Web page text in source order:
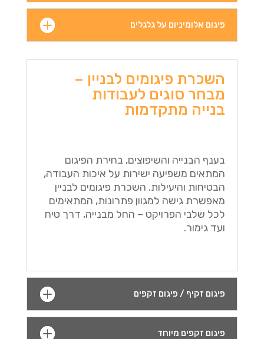
פיגום אלומיניום על גלגלים
השכרת פיגומים לבניין –
מבחר סוגים לעבודות
בנייה מתקדמות
בענף הבנייה והשיפוצים, בחירת הפיגום
המתאים משפיעה ישירות על איכות העבודה,
הבטיחות והיעילות. השכרת פיגומים לבניין
מאפשרת גישה למגוון פתרונות, המתאימים
לכל שלבי הפרויקט – החל מבנייה, דרך טיח
ועד גימור.
פיגום זקיף / פיגום זקפים
פיגום זקפים מיוחד